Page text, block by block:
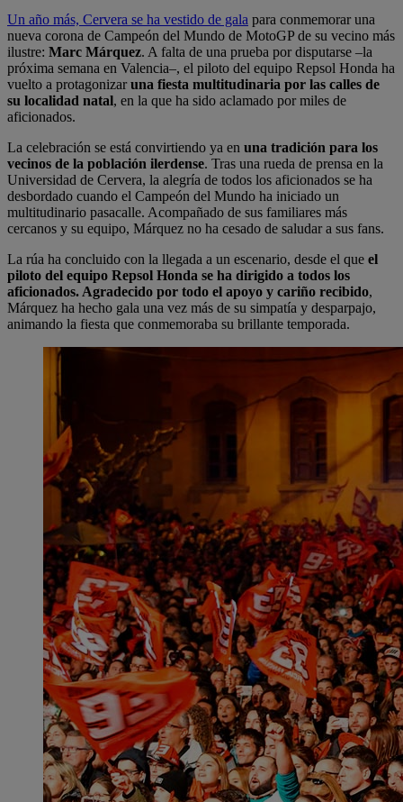
Un año más, Cervera se ha vestido de gala para conmemorar una
nueva corona de Campeón del Mundo de MotoGP de su vecino más
ilustre: Marc Márquez. A falta de una prueba por disputarse –la
próxima semana en Valencia–, el piloto del equipo Repsol Honda ha
vuelto a protagonizaruna fiesta multitudinaria por las calles de
su localidad natal, en la que ha sido aclamado por miles de
aficionados.
La celebración se está convirtiendo ya en una tradición para los
vecinos de la población ilerdense. Tras una rueda de prensa en la
Universidad de Cervera, la alegría de todos los aficionados se ha
desbordado cuando el Campeón del Mundo ha iniciado un
multitudinario pasacalle. Acompañado de sus familiares más
cercanos y su equipo, Márquez no ha cesado de saludar a sus fans.
La rúa ha concluido con la llegada a un escenario, desde el que el
piloto del equipo Repsol Honda se ha dirigido a todos los
aficionados. Agradecido por todo el apoyo y cariño recibido,
Márquez ha hecho gala una vez más de su simpatía y desparpajo,
animando la fiesta que conmemoraba su brillante temporada.